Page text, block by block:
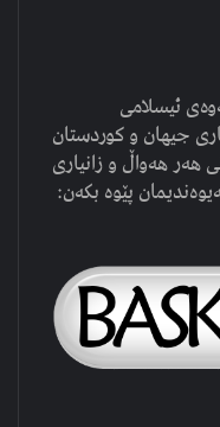
ئیسلامی
جیهان و کوردستان
هەر هەواڵ و زانیاری
پێوە بکەن: